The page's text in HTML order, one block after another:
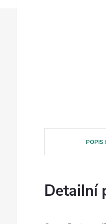
POPIS
Detailní